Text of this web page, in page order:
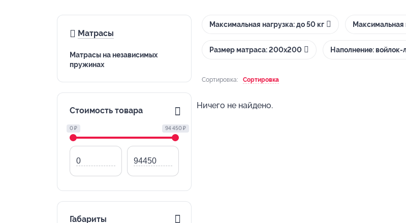
Матрасы
Матрасы на независимых
пружинах
Стоимость товара
0 ₽ 94 450 ₽
Габариты
Максимальная нагрузка: до 50 кг Максимальная
Размер матраса: 200х200 Наполнение: войлок-
Сортировка: Сортировка
Ничего не найдено.